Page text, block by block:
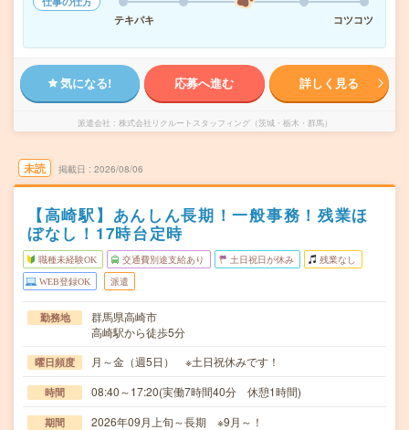
テキパキ
コツコツ
気になる! 応募へ進む 詳しく見る
派遣会社 株式会社リクルートスタッフィング（茨城・栃木・群馬）
未読 掲載日 2026/08/06
【高崎駅】あんしん長期！一般事務！残業ほ
ぼなし！17時台定時
職種未経験OK 交通費別途支給あり 土日祝日が休み 残業なし
WEB登録OK 派遣
勤務地
群馬県高崎市
高崎駅から徒歩5分
曜日頻度 月～金（週5日） ※土日祝休みです！
時間 08:40～17:20(実働7時間40分 休憩1時間)
期間 2026年09月上旬～長期 ※9月～！